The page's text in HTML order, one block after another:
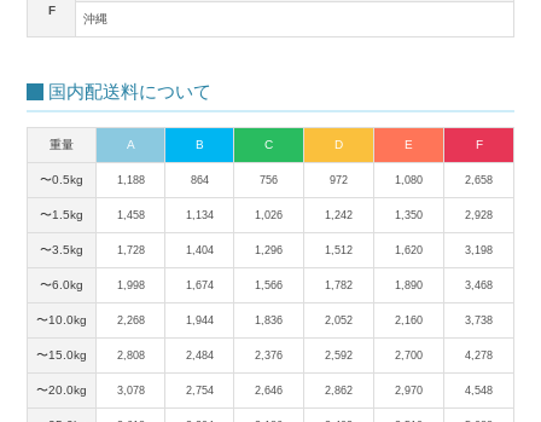
F
沖縄
国内配送料について
重量 A B C D E F
〜0.5kg 1,188 864 756 972 1,080 2,658
〜1.5kg 1,458 1,134 1,026 1,242 1,350 2,928
〜3.5kg 1,728 1,404 1,296 1,512 1,620 3,198
〜6.0kg 1,998 1,674 1,566 1,782 1,890 3,468
〜10.0kg 2,268 1,944 1,836 2,052 2,160 3,738
〜15.0kg 2,808 2,484 2,376 2,592 2,700 4,278
〜20.0kg 3,078 2,754 2,646 2,862 2,970 4,548